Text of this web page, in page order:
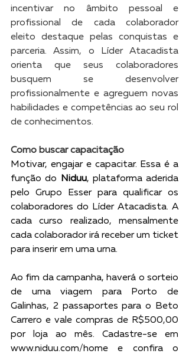
incentivar no âmbito pessoal e
profissional de cada colaborador
eleito destaque pelas conquistas e
parceria. Assim, o Líder Atacadista
orienta que seus colaboradores
busquem se desenvolver
profissionalmente e agreguem novas
habilidades e competências ao seu rol
de conhecimentos.
Como buscar capacitação
Motivar, engajar e capacitar. Essa é a
função do
Niduu, plataforma aderida
pelo Grupo Esser para qualificar os
colaboradores do Líder Atacadista. A
cada curso realizado, mensalmente
cada colaborador irá receber um ticket
para inserir em uma urna.
Ao fim da campanha, haverá o sorteio
de uma viagem para Porto de
Galinhas, 2 passaportes para o Beto
Carrero e vale compras de R$500,00
por loja ao mês. Cadastre-se em
www.niduu.com/home e confira o